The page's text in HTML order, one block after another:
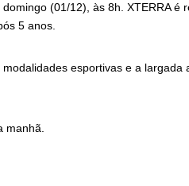
(01/12), às 8h. XTERRA é
5 anos.
esportivas e a largada
manhã.